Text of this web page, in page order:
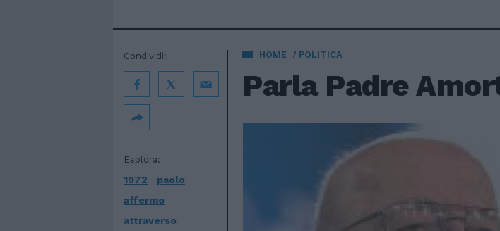
HOME POLITICA
Parla Padre
Esplora:
1972
paolo
affermo
attraverso
Condividi: